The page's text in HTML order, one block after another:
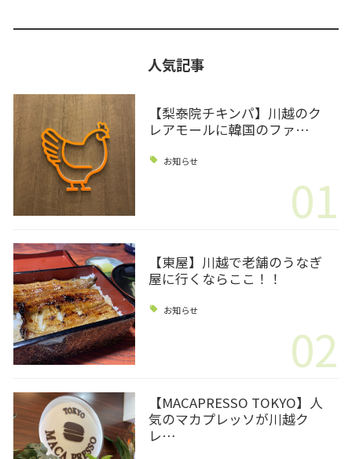
人気記事
【梨泰院チキンパ】川越のク
レアモールに韓国のファ…
お知らせ
01
【東屋】川越で老舗のうなぎ
屋に行くならここ！！
お知らせ
02
【MACAPRESSO TOKYO】人
気のマカプレッソが川越ク
レ…